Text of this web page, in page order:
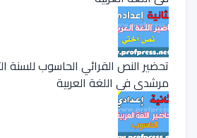
تحضير النص القرائي الحاسوب للسنة
مرشدي في اللغة العربية